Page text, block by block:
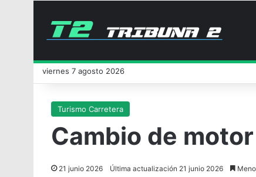
viernes 7 agosto 2026
Turismo Carretera
Cambio de
21 junio 2026 Última actualización 21 junio 2026